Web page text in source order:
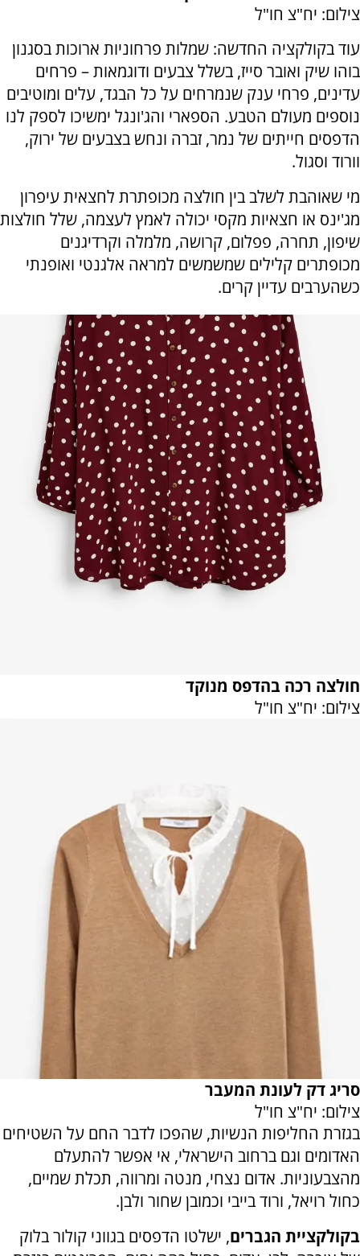
צילום: יח"צ חו"ל
עוד בקולקציה החדשה: שמלות פרחוניות ארוכות בסגנון
בוהו שיק ואובר סייז, בשלל צבעים ודוגמאות – פרחים
עדינים, פרחי ענק שנמרחים על כל הבגד, עלים ומוטיבים
נוספים מעולם הטבע. הספארי והג'ונגל ימשיכו לספק לנו
הדפסים חייתים של נמר, זברה ונחש בצבעים של ירוק,
וורוד וסגול.
מי שאוהבת לשלב בין חולצה מכופתרת לחצאית עיפרון
מג'ינס או חצאיות מקסי יכולה לאמץ לעצמה, שלל חולצות
שיפון, תחרה, פפלום, קרושה, מלמלה וקרדיגנים
מכופתרים קלילים שמשמשים למראה אלגנטי ואופנתי
כשהערבים עדיין קרים.
חולצה רכה בהדפס מנוקד
צילום: יח"צ חו"ל
סריג דק לעונת המעבר
צילום: יח"צ חו"ל
בגזרת החליפות הנשיות, שהפכו לדבר החם על השטיחים
האדומים וגם ברחוב הישראלי, אי אפשר להתעלם
מהצבעוניות. אדום נצחי, מנטה ומרווה, תכלת שמיים,
כחול רויאל, ורוד בייבי וכמובן שחור ולבן.
בקולקציית הגברים, ישלטו הדפסים בגווני קולור בלוק